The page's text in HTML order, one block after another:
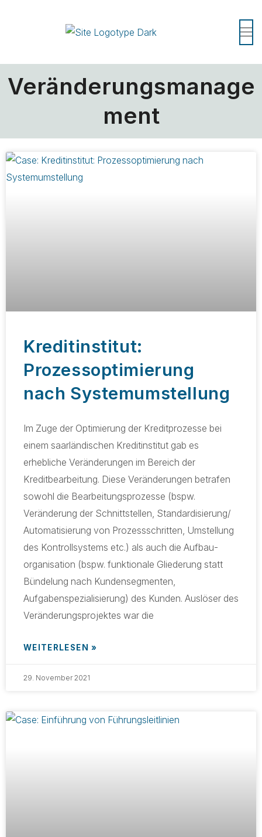
Veränderungsmanage
ment
Kreditinstitut:
Prozessoptimierung
nach Systemumstellung
Im Zuge der Optimierung der Kreditprozesse bei
einem saarländischen Kreditinstitut gab es
erhebliche Veränderungen im Bereich der
Kreditbearbeitung. Diese Veränderungen betrafen
sowohl die Bearbeitungs­prozesse (bspw.
Veränderung der Schnitt­stellen, Standardisierung/
Automa­tisierung von Prozessschritten, Umstellung
des Kontrollsystems etc.) als auch die Aufbau­
organisation (bspw. funktionale Gliederung statt
Bündelung nach Kunden­segmenten,
Aufgabenspezialisierung) des Kunden. Auslöser des
Veränderungsprojektes war die
WEITERLESEN »
29. November 2021